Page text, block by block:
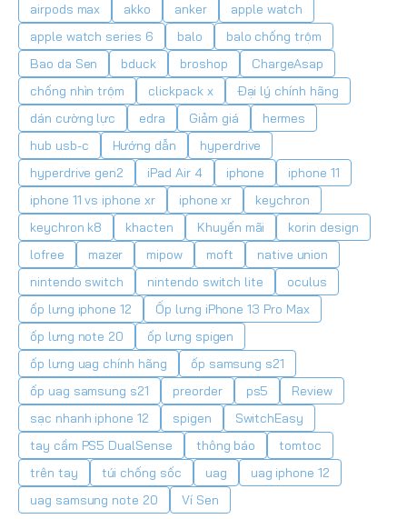
airpods max akko anker
apple watch
apple watch series 6
balo
balo chống trộm
Bao da Sen
bduck broshop
ChargeAsap
chống nhìn trộm
clickpack x
Đại lý chính hãng
dán cường lực
edra Giảm giá
hermes
hub usb-c
Hướng dẫn
hyperdrive
hyperdrive gen2
iPad Air 4 iphone
iphone 11
iphone 11 vs iphone xr
iphone xr
keychron
keychron k8
khacten Khuyến mãi
korin design
lofree
mazer mipow moft
native union
nintendo switch
nintendo switch lite
oculus
ốp lưng iphone 12
Ốp lưng iPhone 13 Pro Max
ốp lưng note 20
ốp lưng spigen
ốp lưng uag chính hãng
ốp samsung s21
ốp uag samsung s21
preorder ps5
Review
sạc nhanh iphone 12
spigen
SwitchEasy
tay cầm PS5 DualSense
thông báo
tomtoc
trên tay
túi chống sốc uag
uag iphone 12
uag samsung note 20
Ví Sen